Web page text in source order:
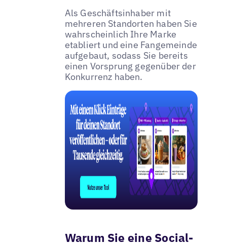
Als Geschäftsinhaber mit
mehreren Standorten haben Sie
wahrscheinlich Ihre Marke
etabliert und eine Fangemeinde
aufgebaut, sodass Sie bereits
einen Vorsprung gegenüber der
Konkurrenz haben.
Warum Sie eine Social-